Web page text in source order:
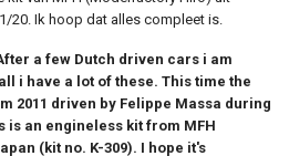
20. Ik hoop dat alles compleet is.
a few Dutch driven cars i am
i have a lot of these. This time the
2011 driven by Felippe Massa during
is an engineless kit from MFH
(kit no. K-309). I hope it's